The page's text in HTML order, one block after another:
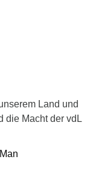
Land und
die Macht der vdL